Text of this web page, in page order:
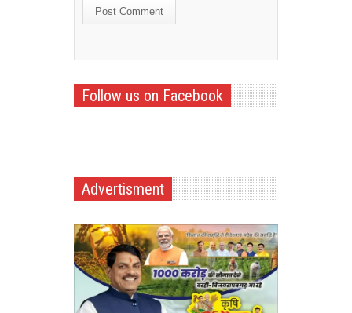
Follow us on Facebook
Advertisment